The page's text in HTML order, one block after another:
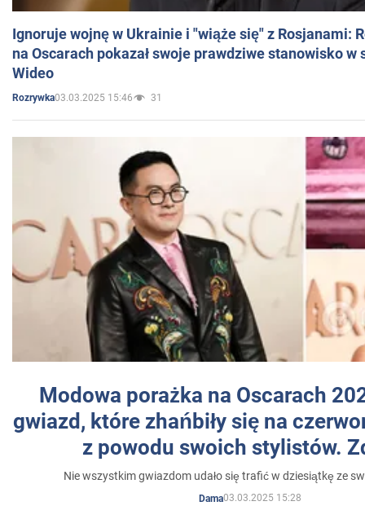
Ignoruje wojnę w Ukrainie i "wiąże się" z Rosjanami:
na Oscarach pokazał swoje prawdziwe stanowisko w
Wideo
Rozrywka03.03.2025 15:46 31
Modowa porażka na Oscarach
gwiazd, które zhańbiły się na
z powodu swoich stylistów.
Nie wszystkim gwiazdom udało się trafić w dziesiątkę ze
Dama03.03.2025 15:28